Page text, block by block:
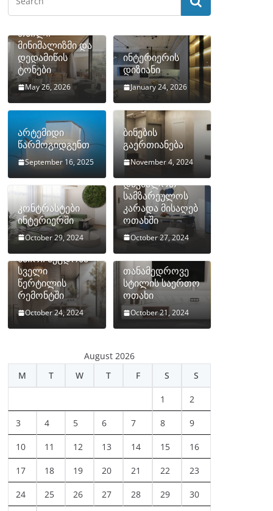
თბილი
მინიმალიზმი და
დედამიწის
ტონები
May 26, 2026
ინტერიერის
დიზიანი
January 24, 2026
არტემიდი
წარმოგიდგენთ
September 16, 2025
ბინების
გაერთიანება
November 4, 2024
კონტრასტები
ინტერიერში
October 29, 2024
როგორ
დავმალოთ
სამზარეულოს
კარადა მისაღებ
ოთახში
October 27, 2024
ხშირი შეცდომა
სველი
წერტილის
რემონტში
October 24, 2024
თანამედროვე
სტილის საერთო
ოთახი
October 21, 2024
August 2026
M
T W T F S S
1 2
3 4 5 6 7 8 9
10 11 12 13 14 15 16
17 18 19 20 21 22 23
24 25 26 27 28 29 30